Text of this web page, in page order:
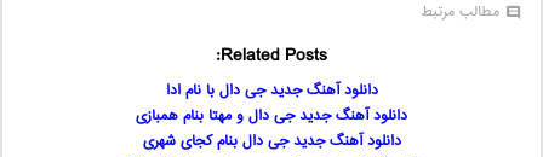
مطالب مرتبط
Related Posts:
دانلود آهنگ جدید جی دال با نام ادا
دانلود آهنگ جدید جی دال و مهتا بنام همبازی
دانلود آهنگ جدید جی دال بنام کجای شهری